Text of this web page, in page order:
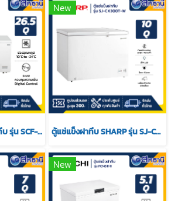
Sanden ตู้แช่แข็งฝาทึบ รุ่น SCF-0765 ขนาด 26.5 Q
New
ตู้แช่แข็งฝาทึบ SHARP รุ่น SJ-CX300T-Wขนาด 10 คิว สีขาว
New